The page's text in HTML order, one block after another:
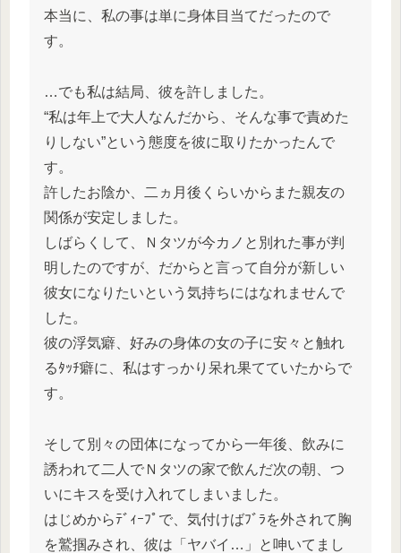
本当に、私の事は単に身体目当てだったので
す。
…でも私は結局、彼を許しました。
“私は年上で大人なんだから、そんな事で責めた
りしない”という態度を彼に取りたかったんで
す。
許したお陰か、二ヵ月後くらいからまた親友の
関係が安定しました。
しばらくして、Ｎタツが今カノと別れた事が判
明したのですが、だからと言って自分が新しい
彼女になりたいという気持ちにはなれませんで
した。
彼の浮気癖、好みの身体の女の子に安々と触れ
るﾀｯﾁ癖に、私はすっかり呆れ果てていたからで
す。
そして別々の団体になってから一年後、飲みに
誘われて二人でＮタツの家で飲んだ次の朝、つ
いにキスを受け入れてしまいました。
はじめからﾃﾞｨｰﾌﾟで、気付けばﾌﾞﾗを外されて胸
を鷲掴みされ、彼は「ヤバイ…」と呻いてまし